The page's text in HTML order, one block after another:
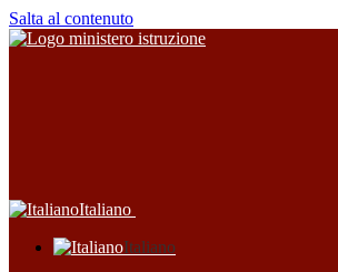
Salta al contenuto
Italiano
Italiano